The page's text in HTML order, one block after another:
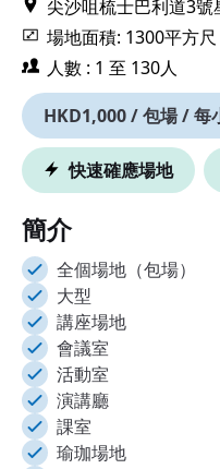
尖沙咀梳士巴利道3
場地面積: 1300平方尺
人數 : 1 至 130人
HKD1,000 / 包場 / 每
快速確應場地
簡介
全個場地（包場）
大型
講座場地
會議室
活動室
演講廳
課室
瑜珈場地